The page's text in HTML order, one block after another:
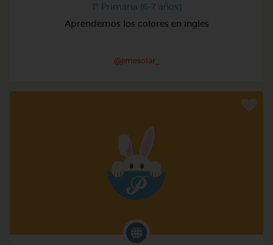
1º Primaria (6-7 años)
Aprendemos los colores en ingles
@jimesolar_